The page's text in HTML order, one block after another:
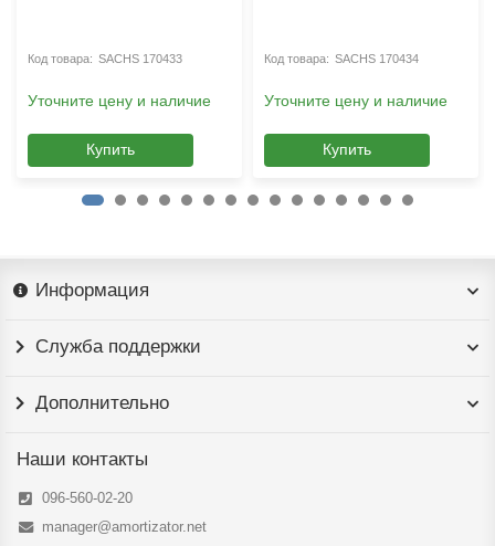
SACHS 170433
Уточните цену и наличие
Купить
SACHS 170434
Уточните цену и наличие
Купить
Информация
Служба поддержки
Дополнительно
Наши контакты
096-560-02-20
manager@amortizator.net